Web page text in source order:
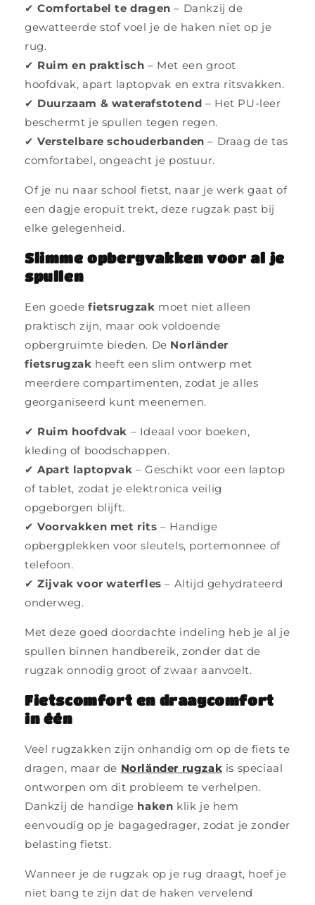
✔Comfortabel te dragen – Dankzij de
gewatteerde stof voel je de haken niet op je
rug.
✔ Ruim en praktisch – Met een groot
hoofdvak, apart laptopvak en extra ritsvakken.
✔ Duurzaam & waterafstotend – Het PU-leer
beschermt je spullen tegen regen.
✔Verstelbare schouderbanden – Draag de tas
comfortabel, ongeacht je postuur.
Of je nu naar school fietst, naar je werk gaat of
een dagje eropuit trekt, deze rugzak past bij
elke gelegenheid.
Slimme opbergvakken voor al je
spullen
Een goede fietsrugzak moet niet alleen
praktisch zijn, maar ook voldoende
opbergruimte bieden. De Norländer
fietsrugzak heeft een slim ontwerp met
meerdere compartimenten, zodat je alles
georganiseerd kunt meenemen.
✔ Ruim hoofdvak – Ideaal voor boeken,
kleding of boodschappen.
✔Apart laptopvak – Geschikt voor een laptop
of tablet, zodat je elektronica veilig
opgeborgen blijft.
✔Voorvakken met rits – Handige
opbergplekken voor sleutels, portemonnee of
telefoon.
✔Zijvak voor waterfles – Altijd gehydrateerd
onderweg.
Met deze goed doordachte indeling heb je al je
spullen binnen handbereik, zonder dat de
rugzak onnodig groot of zwaar aanvoelt.
Fietscomfort en draagcomfort
in één
Veel rugzakken zijn onhandig om op de fiets te
dragen, maar de Norländer rugzak is speciaal
ontworpen om dit probleem te verhelpen.
Dankzij de handige haken klik je hem
eenvoudig op je bagagedrager, zodat je zonder
belasting fietst.
Wanneer je de rugzak op je rug draagt, hoef je
niet bang te zijn dat de haken vervelend